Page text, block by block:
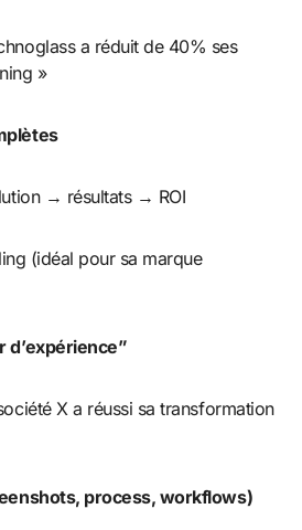
a réduit de 40% ses
»
→ résultats → ROI
d’expérience”
X a réussi sa transformation
process, workflows)